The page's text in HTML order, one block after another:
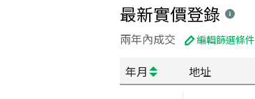
最新實價登錄
兩年內成交 編輯篩選條件
年月 地址